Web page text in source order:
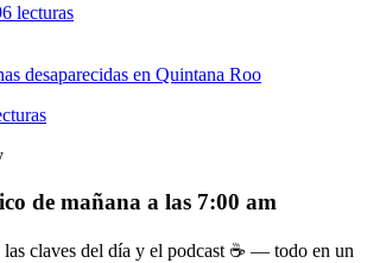
lecturas
desaparecidas en Quintana Roo
de mañana a las 7:00 am
claves del día y el podcast ☕ — todo en un